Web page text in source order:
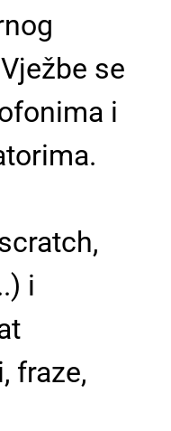
se
i
i
fraze,